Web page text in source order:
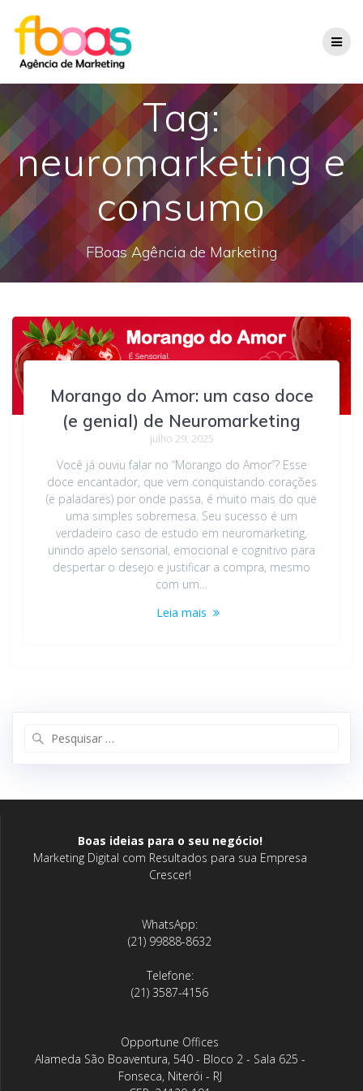
Tag:
neuromarketing e
consumo
FBoas Agência de Marketing
Morango do Amor: um caso doce
(e genial) de Neuromarketing
julho 29, 2025
Você já ouviu falar no “Morango do Amor”? Esse
doce encantador, que vem conquistando corações
(e paladares) por onde passa, é muito mais do que
uma simples sobremesa. Seu sucesso é um
verdadeiro caso de estudo em neuromarketing,
unindo apelo sensorial, emocional e cognitivo para
despertar o desejo e justificar a compra, mesmo
com um…
Leia mais
Boas ideias para o seu negócio!
Marketing Digital com Resultados para sua Empresa
Crescer!
WhatsApp:
(21) 99888-8632
Telefone:
(21) 3587-4156
Opportune Offices
Alameda São Boaventura, 540 - Bloco 2 - Sala 625 -
Fonseca, Niterói - RJ